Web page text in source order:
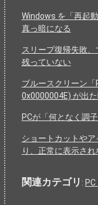
Windows を「再起
真っ暗になる
スリープ復帰失敗
残っていない
ブルースクリーン「
0x0000004E) が出
PCが「何となく調
ショートカットや
り、正常に表示さ
関連カテゴリ :